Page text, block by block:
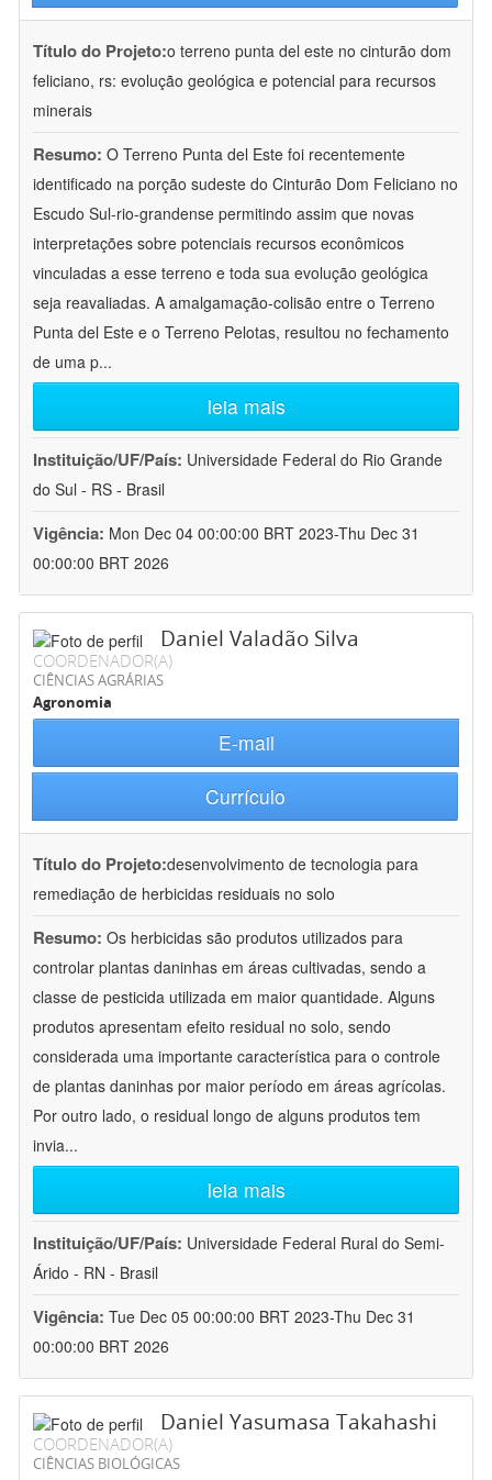
Título do Projeto:o terreno punta del este no cinturão dom
feliciano, rs: evolução geológica e potencial para recursos
minerais
Resumo: O Terreno Punta del Este foi recentemente
identificado na porção sudeste do Cinturão Dom Feliciano no
Escudo Sul-rio-grandense permitindo assim que novas
interpretações sobre potenciais recursos econômicos
vinculadas a esse terreno e toda sua evolução geológica
seja reavaliadas. A amalgamação-colisão entre o Terreno
Punta del Este e o Terreno Pelotas, resultou no fechamento
de uma p...
leia mais
Instituição/UF/País: Universidade Federal do Rio Grande
do Sul - RS - Brasil
Vigência: Mon Dec 04 00:00:00 BRT 2023-Thu Dec 31
00:00:00 BRT 2026
Daniel Valadão Silva
COORDENADOR(A)
CIÊNCIAS AGRÁRIAS
Agronomia
E-mail
Currículo
Título do Projeto:desenvolvimento de tecnologia para
remediação de herbicidas residuais no solo
Resumo: Os herbicidas são produtos utilizados para
controlar plantas daninhas em áreas cultivadas, sendo a
classe de pesticida utilizada em maior quantidade. Alguns
produtos apresentam efeito residual no solo, sendo
considerada uma importante característica para o controle
de plantas daninhas por maior período em áreas agrícolas.
Por outro lado, o residual longo de alguns produtos tem
invia...
leia mais
Instituição/UF/País: Universidade Federal Rural do Semi-
Árido - RN - Brasil
Vigência: Tue Dec 05 00:00:00 BRT 2023-Thu Dec 31
00:00:00 BRT 2026
Daniel Yasumasa Takahashi
COORDENADOR(A)
CIÊNCIAS BIOLÓGICAS